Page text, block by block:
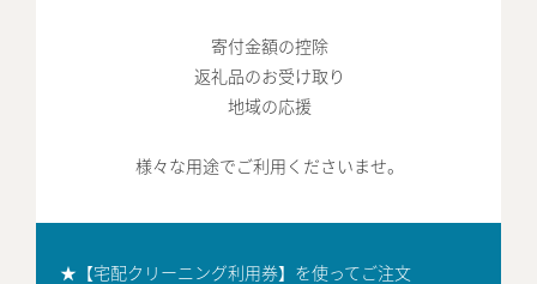
寄付金額の控除
返礼品のお受け取り
地域の応援
様々な用途でご利用くださいませ。
★【宅配クリーニング利用券】を使ってご注文